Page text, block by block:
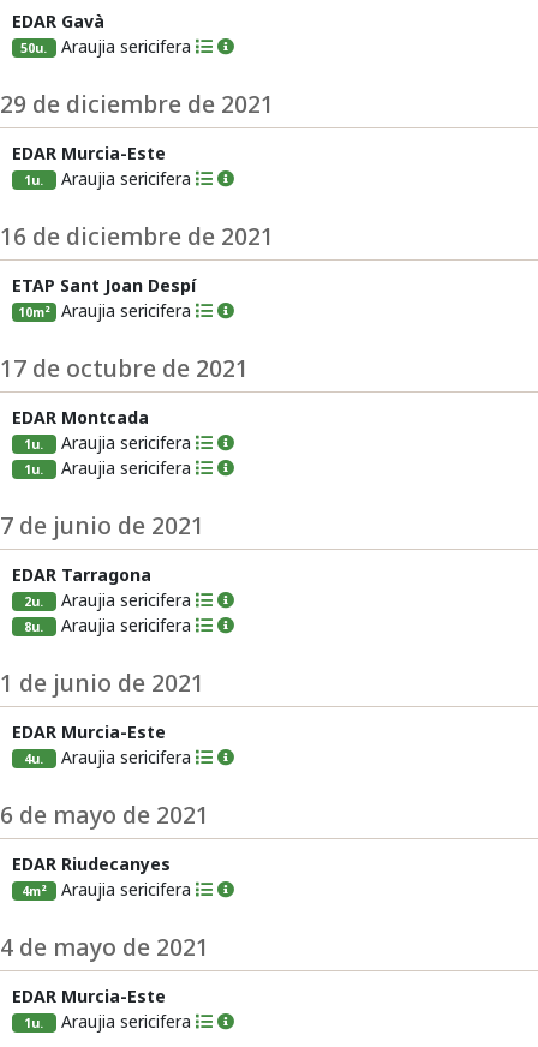
EDAR Gavà
50u. Araujia sericifera
29 de diciembre de 2021
EDAR Murcia-Este
1u. Araujia sericifera
16 de diciembre de 2021
ETAP Sant Joan Despí
10m² Araujia sericifera
17 de octubre de 2021
EDAR Montcada
1u. Araujia sericifera
1u. Araujia sericifera
7 de junio de 2021
EDAR Tarragona
2u. Araujia sericifera
8u. Araujia sericifera
1 de junio de 2021
EDAR Murcia-Este
4u. Araujia sericifera
6 de mayo de 2021
EDAR Riudecanyes
4m² Araujia sericifera
4 de mayo de 2021
EDAR Murcia-Este
1u. Araujia sericifera